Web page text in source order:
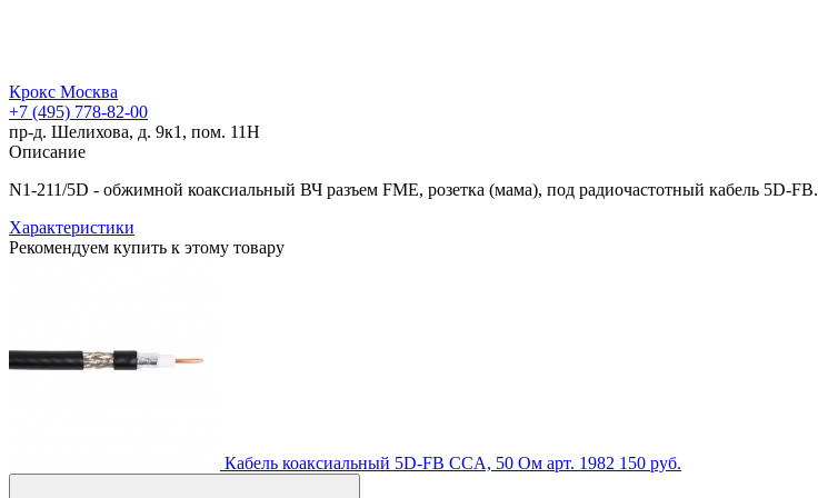
Крокс Москва
+7 (495) 778-82-00
пр-д. Шелихова, д. 9к1, пом. 11Н
Описание
N1-211/5D - обжимной коаксиальный ВЧ разъем FME, розетка (мама), под радиочастотный кабель 5D-FB.
Характеристики
Рекомендуем купить к этому товару
Кабель коаксиальный 5D-FB CCA, 50 Ом арт. 1982 150 руб.